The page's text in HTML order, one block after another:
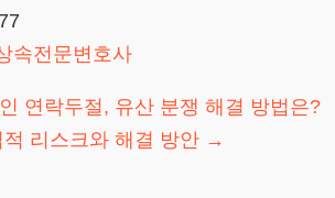
속전문변호사
연락두절, 유산 분쟁 해결 방법은?
리스크와 해결 방안 →